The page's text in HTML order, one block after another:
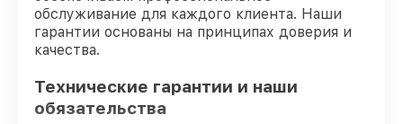
обслуживание для каждого клиента. Наши
гарантии основаны на принципах доверия и
качества.
Технические гарантии и наши
обязательства